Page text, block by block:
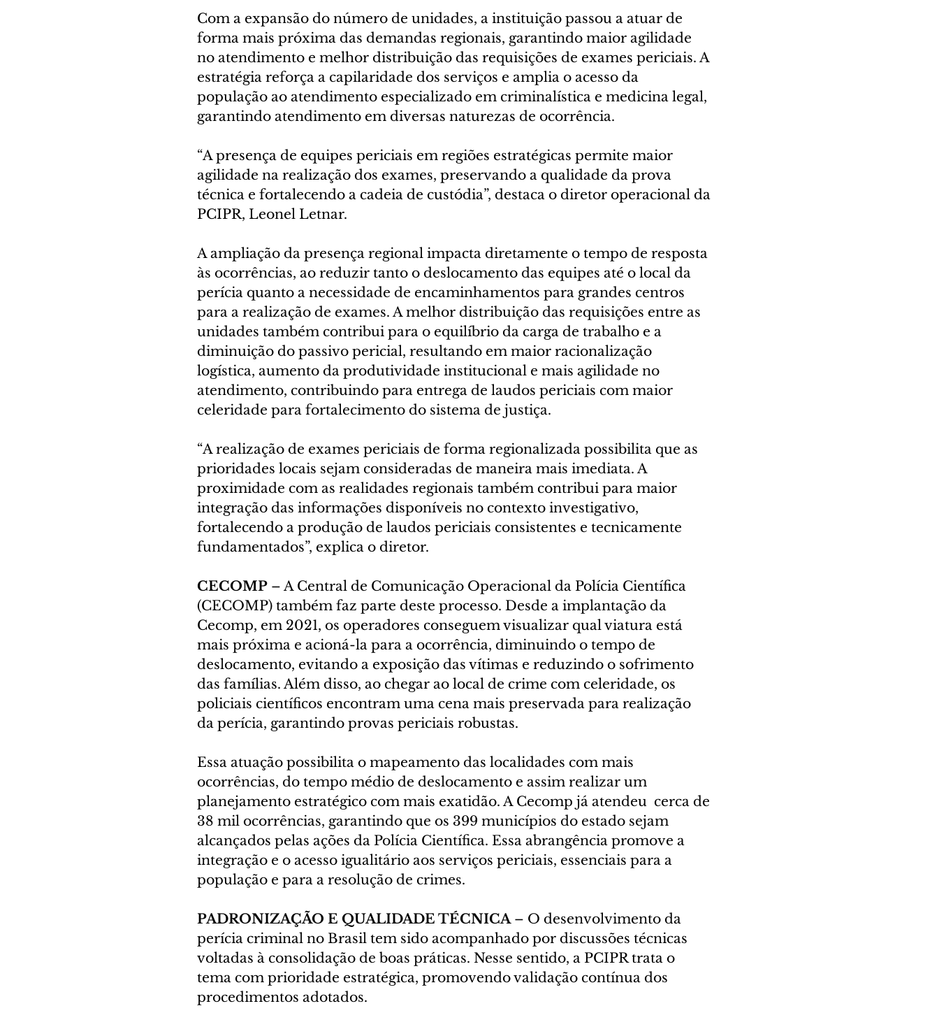
Com a expansão do número de unidades, a instituição passou a atuar de
forma mais próxima das demandas regionais, garantindo maior agilidade
no atendimento e melhor distribuição das requisições de exames periciais. A
estratégia reforça a capilaridade dos serviços e amplia o acesso da
população ao atendimento especializado em criminalística e medicina legal,
garantindo atendimento em diversas naturezas de ocorrência.
“A presença de equipes periciais em regiões estratégicas permite maior
agilidade na realização dos exames, preservando a qualidade da prova
técnica e fortalecendo a cadeia de custódia”, destaca o diretor operacional da
PCIPR, Leonel Letnar.
A ampliação da presença regional impacta diretamente o tempo de resposta
às ocorrências, ao reduzir tanto o deslocamento das equipes até o local da
perícia quanto a necessidade de encaminhamentos para grandes centros
para a realização de exames. A melhor distribuição das requisições entre as
unidades também contribui para o equilíbrio da carga de trabalho e a
diminuição do passivo pericial, resultando em maior racionalização
logística, aumento da produtividade institucional e mais agilidade no
atendimento, contribuindo para entrega de laudos periciais com maior
celeridade para fortalecimento do sistema de justiça.
“A realização de exames periciais de forma regionalizada possibilita que as
prioridades locais sejam consideradas de maneira mais imediata. A
proximidade com as realidades regionais também contribui para maior
integração das informações disponíveis no contexto investigativo,
fortalecendo a produção de laudos periciais consistentes e tecnicamente
fundamentados”, explica o diretor.
CECOMP – A Central de Comunicação Operacional da Polícia Científica
(CECOMP) também faz parte deste processo. Desde a implantação da
Cecomp, em 2021, os operadores conseguem visualizar qual viatura está
mais próxima e acioná-la para a ocorrência, diminuindo o tempo de
deslocamento, evitando a exposição das vítimas e reduzindo o sofrimento
das famílias. Além disso, ao chegar ao local de crime com celeridade, os
policiais científicos encontram uma cena mais preservada para realização
da perícia, garantindo provas periciais robustas.
Essa atuação possibilita o mapeamento das localidades com mais
ocorrências, do tempo médio de deslocamento e assim realizar um
planejamento estratégico com mais exatidão. A Cecomp já atendeu  cerca de
38 mil ocorrências, garantindo que os 399 municípios do estado sejam
alcançados pelas ações da Polícia Científica. Essa abrangência promove a
integração e o acesso igualitário aos serviços periciais, essenciais para a
população e para a resolução de crimes.
PADRONIZAÇÃO E QUALIDADE TÉCNICA – O desenvolvimento da
perícia criminal no Brasil tem sido acompanhado por discussões técnicas
voltadas à consolidação de boas práticas. Nesse sentido, a PCIPR trata o
tema com prioridade estratégica, promovendo validação contínua dos
procedimentos adotados.